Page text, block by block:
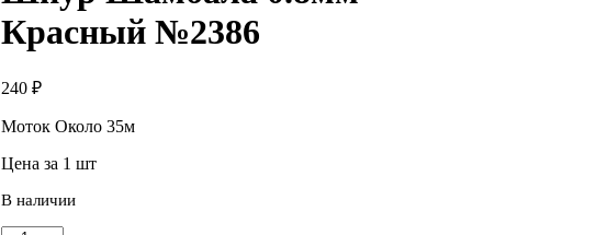
Красный №2386
240₽
Моток Около 35м
Цена за 1 шт
В наличии